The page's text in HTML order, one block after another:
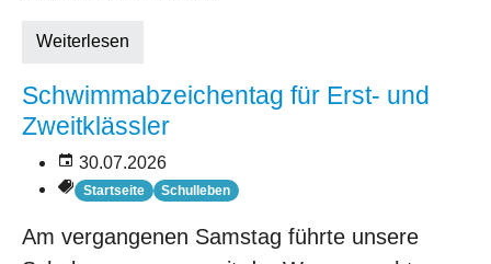
Weiterlesen
Schwimmabzeichentag für Erst- und
Zweitklässler
30.07.2026
Startseite Schulleben
Am vergangenen Samstag führte unsere